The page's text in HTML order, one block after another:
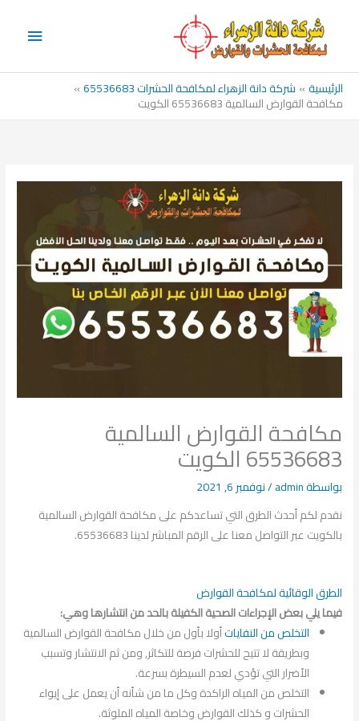
المحتوى
الرئيسية شركة دانة الزهراء لمكافحة الحشرات 65536683
مكافحة القوارض السالمية 65536683 الكويت
مكافحة القوارض السالمية
65536683 الكويت
بواسطةadmin
/نوفمبر 6, 2021
نقدم لكم أحدث الطرق التي تساعدكم على مكافحة القوارض السالمية
بالكويت عبر التواصل معنا على الرقم المباشر لدينا 65536683.
الطرق الوقائية لمكافحة القوارض
فيما يلي بعض الإجراءات الصحية الكفيلة بالحد من انتشارها وهي:
التخلص من النفاياتأولا بأول من خلال مكافحة القوارض السالمية
وبطريقة لا تتيح للحشرات فرصة للتكاثر, ومن ثم الانتشار وتسبب
الأضرار التي تؤدي لعدم السيطرة بسرعة.
التخلص من المياه الراكدة وكل ما من شأنه أن يعمل على إيواء
الحشرات و كذلك القوارض وخاصة المياه الملوثة.